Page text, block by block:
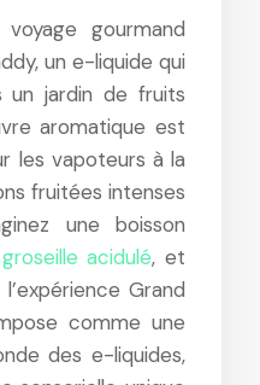
gourmand
un e-liquide qui
un jardin de fruits
aromatique est
les vapoteurs à la
fruitées intenses
une boisson
acidulé, et
Grand
comme une
des e-liquides,